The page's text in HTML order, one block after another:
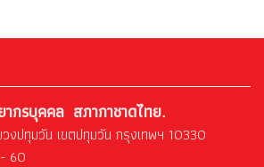
ากรบุคคล สภากาชาดไทย.
งปทุมวัน เขตปทุมวัน กรุงเทพฯ 10330
60